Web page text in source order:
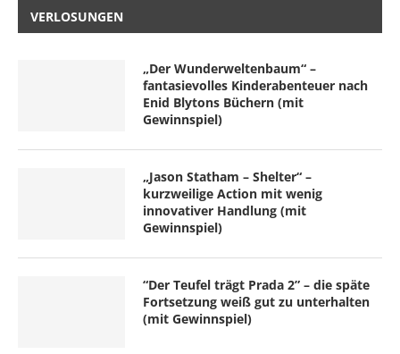
VERLOSUNGEN
„Der Wunderweltenbaum“ –
fantasievolles Kinderabenteuer nach
Enid Blytons Büchern (mit
Gewinnspiel)
„Jason Statham – Shelter“ –
kurzweilige Action mit wenig
innovativer Handlung (mit
Gewinnspiel)
“Der Teufel trägt Prada 2” – die späte
Fortsetzung weiß gut zu unterhalten
(mit Gewinnspiel)